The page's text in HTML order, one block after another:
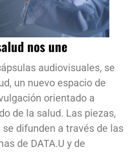
nos une
audiovisuales, se
un nuevo espacio de
orientado a
de la salud. Las piezas,
se difunden a través de las
de DATA.U y de